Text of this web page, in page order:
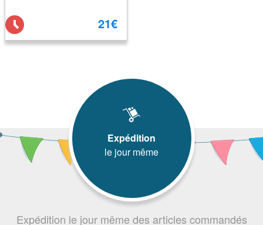
21€
Expédition
le jour même
Expédition le jour même des articles commandés